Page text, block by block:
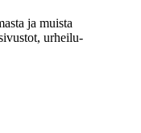
ja muista
urheilu-